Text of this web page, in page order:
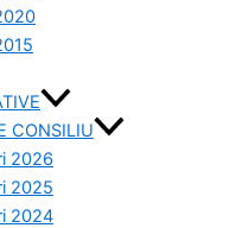
CONSILIU
2026
2025
2024